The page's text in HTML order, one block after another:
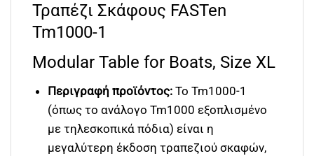
Τραπέζι Σκάφους FASTen
Tm1000-1
Modular Table for Boats, Size XL
Περιγραφή προϊόντος:Το Tm1000-1
(όπως το ανάλογο Tm1000 εξοπλισμένο
με τηλεσκοπικά πόδια) είναι η
μεγαλύτερη έκδοση τραπεζιού σκαφών,